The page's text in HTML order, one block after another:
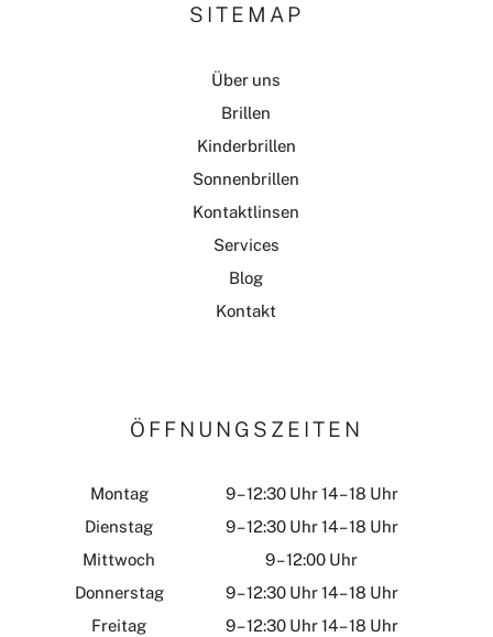
SITEMAP
Über uns
Brillen
Kinderbrillen
Sonnenbrillen
Kontaktlinsen
Services
Blog
Kontakt
ÖFFNUNGSZEITEN
Montag
9 – 12:30 Uhr 14 – 18 Uhr
Dienstag
9 – 12:30 Uhr 14 – 18 Uhr
Mittwoch
9 – 12:00 Uhr
Donnerstag
9 – 12:30 Uhr 14 – 18 Uhr
Freitag
9 – 12:30 Uhr 14 – 18 Uhr